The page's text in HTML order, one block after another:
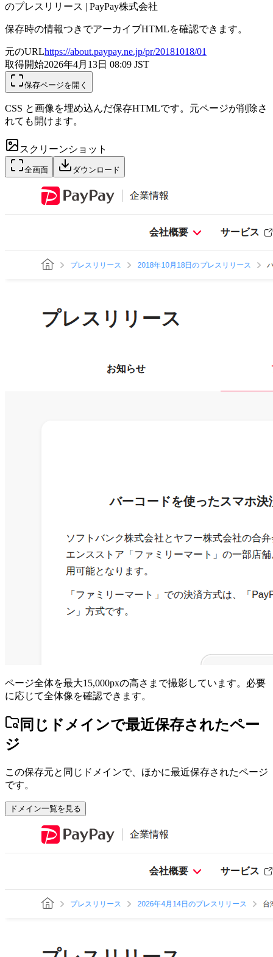
のプレスリリース | PayPay株式会社
保存時の情報つきでアーカイブHTMLを確認できます。
元のURLhttps://about.paypay.ne.jp/pr/20181018/01
取得開始2026年4月13日 08:09 JST
保存ページを開く
CSS と画像を埋め込んだ保存HTMLです。元ページが削除さ
れても開けます。
スクリーンショット
全画面 ダウンロード
ページ全体を最大15,000pxの高さまで撮影しています。必要
に応じて全体像を確認できます。
同じドメインで最近保存されたペー
ジ
この保存元と同じドメインで、ほかに最近保存されたページ
です。
ドメイン一覧を見る